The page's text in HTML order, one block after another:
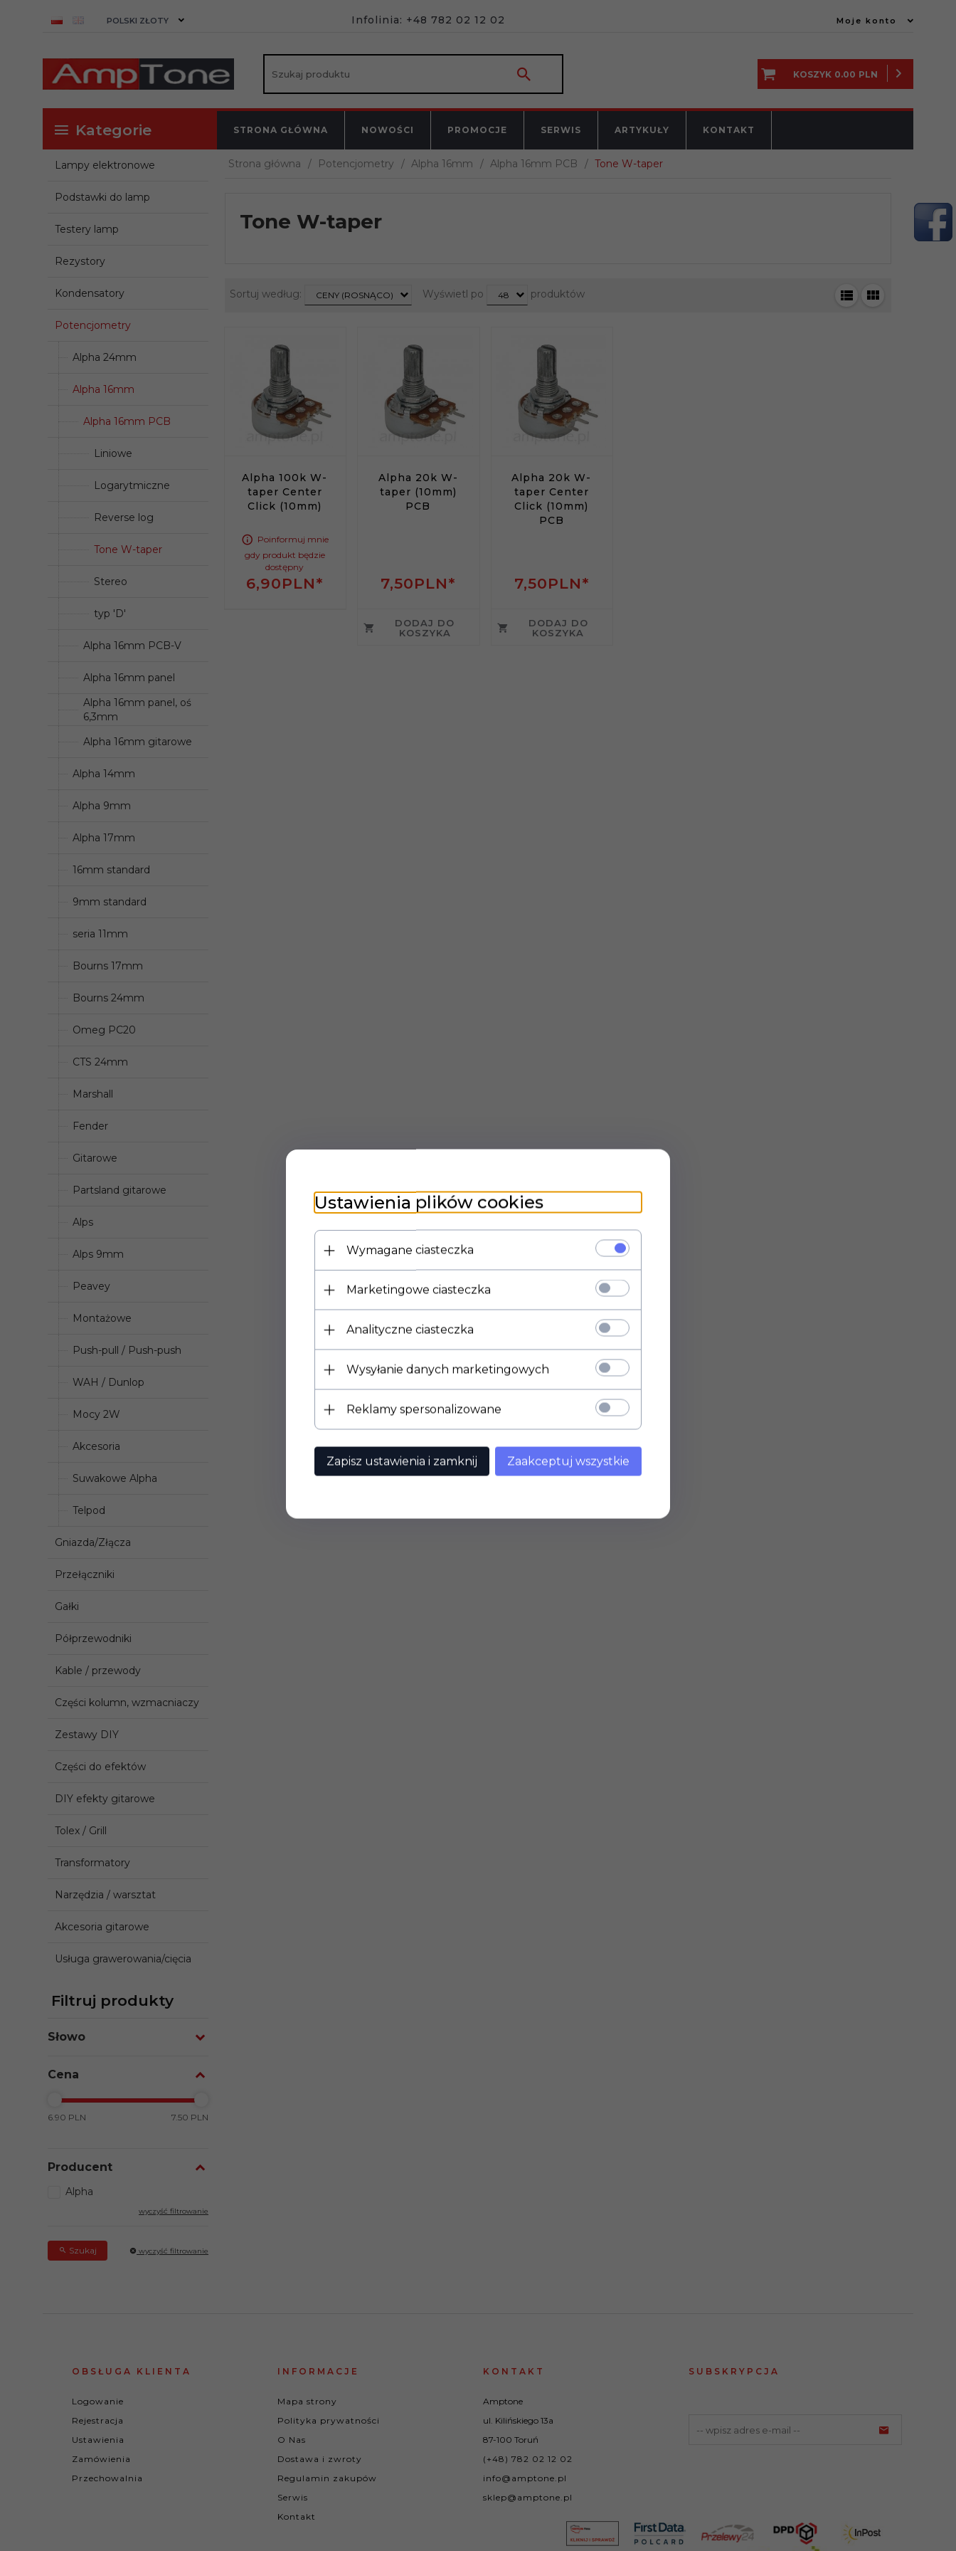
currency_h
POLSKI ZŁOTY Infolinia: +48 782 02 12 02 Moje konto
KOSZYK 0.00 PLN
Kategorie STRONA GŁÓWNA NOWOŚCI PROMOCJE SERWIS ARTYKUŁY KONTAKT
Lampy elektronowe
Podstawki do lamp
Testery lamp
Rezystory
Kondensatory
Potencjometry
Alpha 24mm
Alpha 16mm
Alpha 16mm PCB
Liniowe
Logarytmiczne
Reverse log
Tone W-taper
Stereo
typ 'D'
Alpha 16mm PCB-V
Alpha 16mm panel
Alpha 16mm panel, oś
6,3mm
Alpha 16mm gitarowe
Alpha 14mm
Alpha 9mm
Alpha 17mm
16mm standard
9mm standard
seria 11mm
Bourns 17mm
Bourns 24mm
Omeg PC20
CTS 24mm
Marshall
Fender
Gitarowe
Partsland gitarowe
Alps
Alps 9mm
Peavey
Montażowe
Push-pull / Push-push
WAH / Dunlop
Mocy 2W
Akcesoria
Suwakowe Alpha
Telpod
Gniazda/Złącza
Przełączniki
Gałki
Półprzewodniki
Kable / przewody
Części kolumn, wzmacniaczy
Zestawy DIY
Części do efektów
DIY efekty gitarowe
Tolex / Grill
Transformatory
Narzędzia / warsztat
Akcesoria gitarowe
Usługa grawerowania/cięcia
Filtruj produkty
Słowo
Cena
6.90 PLN 7.50 PLN
Producent
Alpha
wyczyść filtrowanie
Szukaj wyczyść filtrowanie
Strona główna Potencjometry Alpha 16mm Alpha 16mm PCB Tone W-taper
Tone W-taper
Sortuj według: sortCENY (ROSNĄCO) Wyświetl po pop
48 produktów
Alpha 100k W-
taper Center
Click (10mm)
Poinformuj mnie
gdy produkt będzie
dostępny
6,90PLN*
Alpha 20k W-
taper (10mm)
PCB
7,50PLN*
DODAJ DO
KOSZYKA
Alpha 20k W-
taper Center
Click (10mm)
PCB
7,50PLN*
DODAJ DO
KOSZYKA
OBSŁUGA KLIENTA
Logowanie
Rejestracja
Ustawienia
Zamówienia
Przechowalnia
INFORMACJE
Mapa strony
Polityka prywatności
O Nas
Dostawa i zwroty
Regulamin zakupów
Serwis
Kontakt
KONTAKT
Amptone
ul. Kilińskiego 13a
87-100 Toruń
(+48) 782 02 12 02
info@amptone.pl
sklep@amptone.pl
SUBSKRYPCJA
Ustawienia plików cookies
Wymagane ciasteczka
Marketingowe ciasteczka
Analityczne ciasteczka
Wysyłanie danych marketingowych
Reklamy spersonalizowane
Zapisz ustawienia i zamknij Zaakceptuj wszystkie